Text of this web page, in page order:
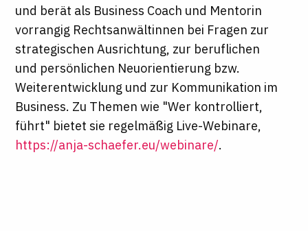
und berät als Business Coach und Mentorin
vorrangig Rechtsanwältinnen bei Fragen zur
strategischen Ausrichtung, zur beruflichen
und persönlichen Neuorientierung bzw.
Weiterentwicklung und zur Kommunikation im
Business. Zu Themen wie "Wer kontrolliert,
führt" bietet sie regelmäßig Live-Webinare,
https://anja-schaefer.eu/webinare/.